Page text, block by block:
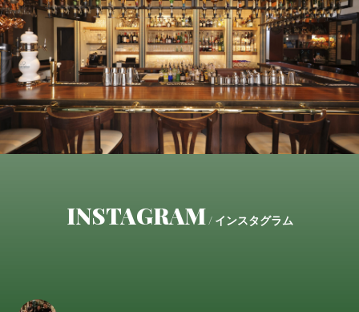
INSTAGRAM/ インスタグラム